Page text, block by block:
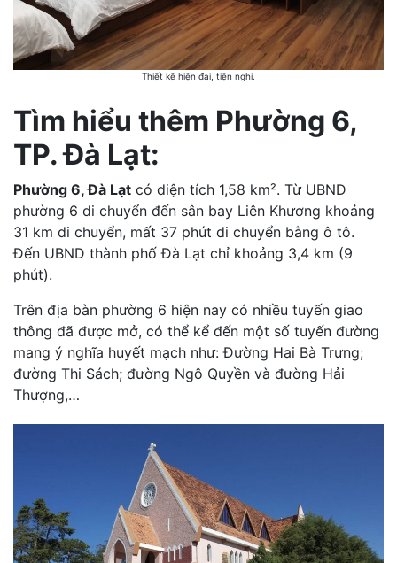
Thiết kế hiện đại, tiện nghi.
Tìm hiểu thêm Phường 6,
TP. Đà Lạt:
Phường 6, Đà Lạt có diện tích 1,58 km². Từ UBND
phường 6 di chuyển đến sân bay Liên Khương khoảng
31 km di chuyển, mất 37 phút di chuyển bằng ô tô.
Đến UBND thành phố Đà Lạt chỉ khoảng 3,4 km (9
phút).
Trên địa bàn phường 6 hiện nay có nhiều tuyến giao
thông đã được mở, có thể kể đến một số tuyến đường
mang ý nghĩa huyết mạch như: Đường Hai Bà Trưng;
đường Thi Sách; đường Ngô Quyền và đường Hải
Thượng,…